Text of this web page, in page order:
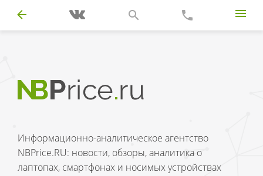
Информационно-аналитическое агентство
NBPrice.RU: новости, обзоры, аналитика о
лаптопах, смартфонах и носимых устройствах